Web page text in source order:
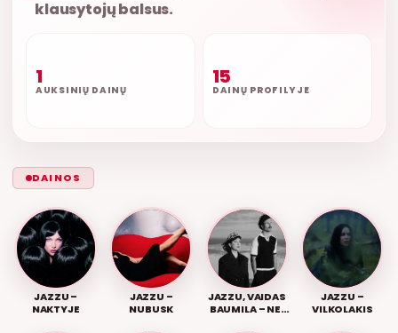
klausytojų balsus.
1
AUKSINIŲ DAINŲ
15
DAINŲ PROFILYJE
DAINOS
JAZZU –
NAKTYJE
JAZZU –
NUBUSK
JAZZU, VAIDAS
BAUMILA – NEI
JAZZU –
VILKOLAKIS